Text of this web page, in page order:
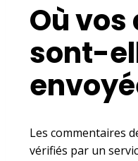
Où vos
sont-
Les commentaires
vérifiés par un